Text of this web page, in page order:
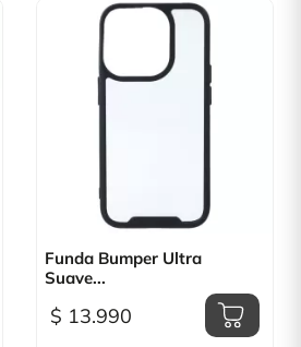
Vista rápida
Funda Bumper Ultra
Suave...
$ 13.990